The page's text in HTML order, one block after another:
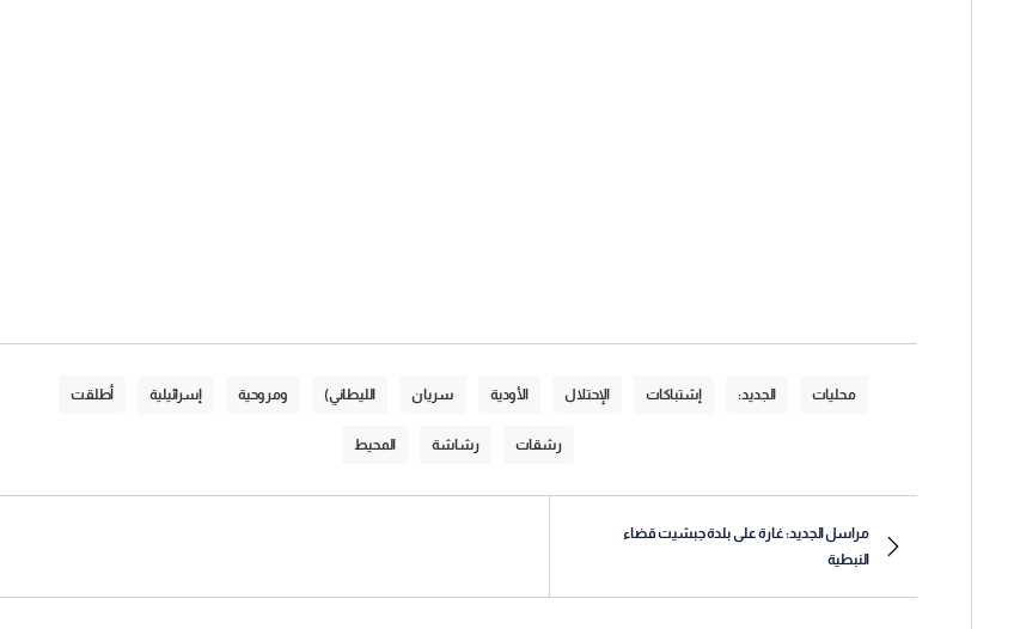
محليات الجديد: إشتباكات الإحتلال الأودية سريان الليطاني) ومروحية إسرائيلية أطلقت
رشقات رشاشة المحيط
مراسل الجديد: غارة على بلدة جبشيت قضاء
النبطية